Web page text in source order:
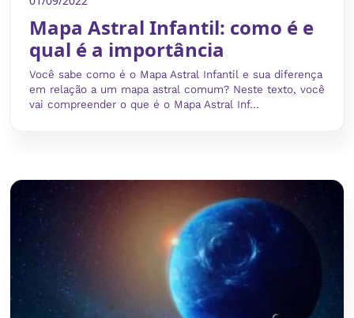
Mapa Astral Infantil: como é e
qual é a importância
Você sabe como é o Mapa Astral Infantil e sua diferença
em relação a um mapa astral comum? Neste texto, você
vai compreender o que é o Mapa Astral Inf...